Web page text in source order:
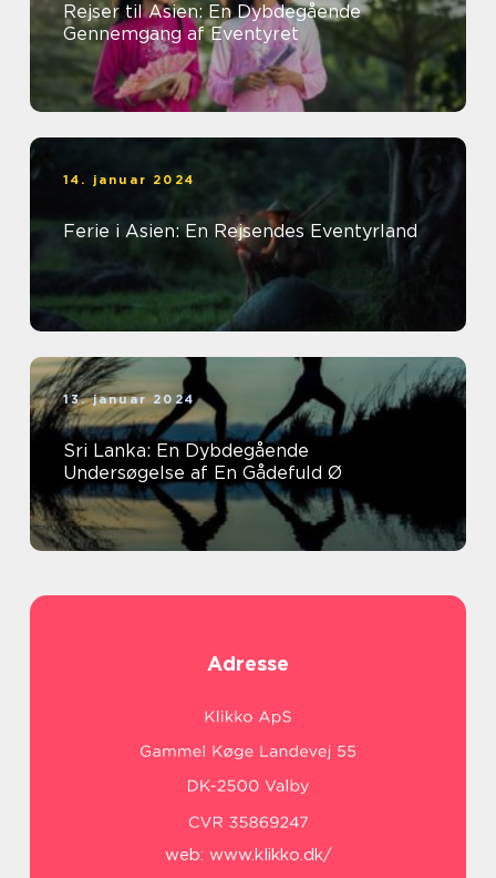
Rejser til Asien: En Dybdegående
Gennemgang af Eventyret
14. januar 2024
Ferie i Asien: En Rejsendes Eventyrland
13. januar 2024
Sri Lanka: En Dybdegående
Undersøgelse af En Gådefuld Ø
Adresse
web: www.klikko.dk/